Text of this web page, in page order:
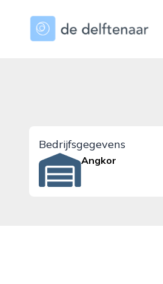
dedelftenaar.nl
Bedrijfsgegevens
Angkor